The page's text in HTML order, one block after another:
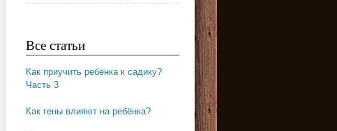
Все статьи
Как приучить ребёнка к садику?
Часть 3
Как гены влияют на ребёнка?